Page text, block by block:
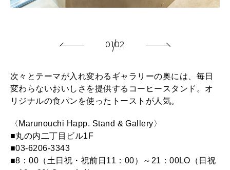
0102
次々とテーマが入れ変わるギャラリーの奥には、毎日
変わらないおいしさを提供するコーヒースタンド。オ
リジナルの食パンを使ったトーストが人気。
〈Marunouchi Happ. Stand & Gallery〉
■丸の内二丁目ビル1F
■03-6206-3343
■8：00（土日祝・祝前日11：00）～21：00LO（日祝